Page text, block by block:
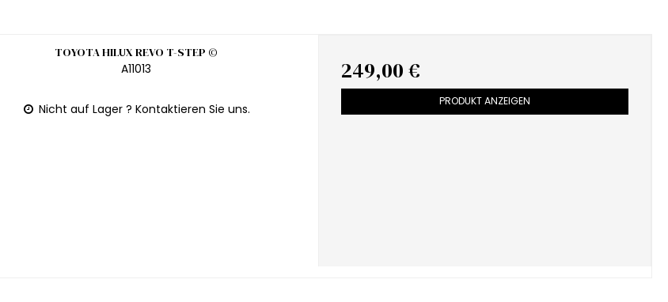
TOYOTA HILUX REVO T-STEP ©
A11013
Nicht auf Lager ? Kontaktieren Sie uns.
249,00 €
PRODUKT ANZEIGEN